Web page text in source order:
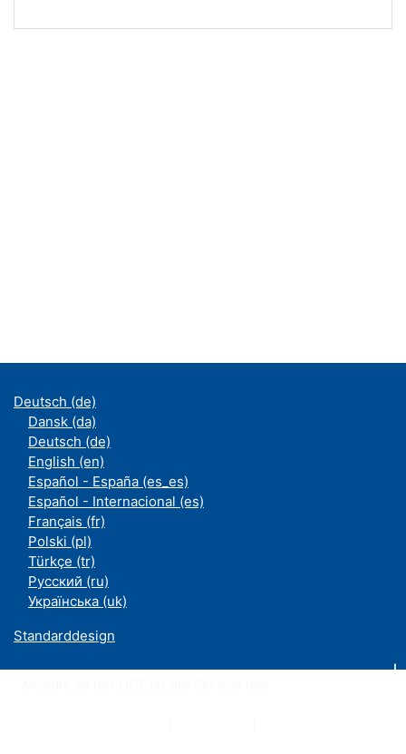
Deutsch ‎(de)‎
Dansk ‎(da)‎
Deutsch ‎(de)‎
English ‎(en)‎
Español - España ‎(es_es)‎
Español - Internacional ‎(es)‎
Français ‎(fr)‎
Polski ‎(pl)‎
Türkçe ‎(tr)‎
Русский ‎(ru)‎
Українська ‎(uk)‎
Standarddesign